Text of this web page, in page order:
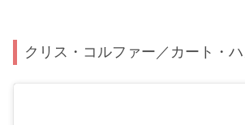
クリス・コルファー／カート・